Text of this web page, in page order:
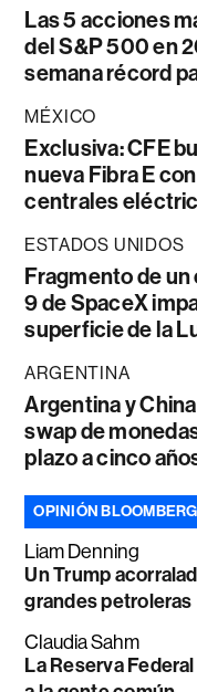
Las 5 acciones
del S&P 500 en
semana récord
MÉXICO
Exclusiva: CFE
nueva Fibra E
centrales
ESTADOS UNIDOS
Fragmento de
9 de SpaceX
superficie de la
ARGENTINA
Argentina y
swap de
plazo a cinco
OPINIÓN BLOOMBERG
Liam Denning
Un Trump
grandes petroleras
Claudia Sahm
La Reserva